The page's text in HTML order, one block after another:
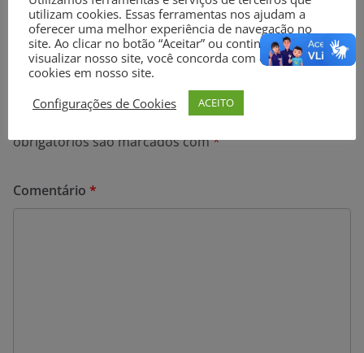
partir de 1º de abril
Deixe um comentário
O seu endereço de e-mail não será publicado.
obrigatórios são marcados com*
Comentário *
utilizam cookies. Essas ferramentas nos ajudam a
oferecer uma melhor experiência de navegação no
site. Ao clicar no botão “Aceitar” ou continuar a
visualizar nosso site, você concorda com o uso de
cookies em nosso site.
Configurações de Cookies
ACEITO